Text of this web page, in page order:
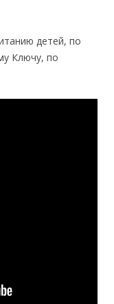
детей, по
Ключу, по